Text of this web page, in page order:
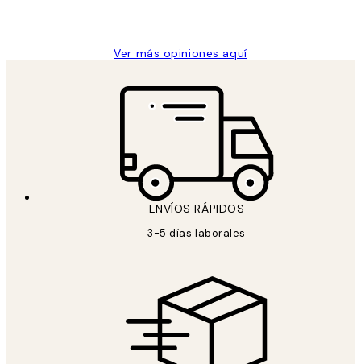
Ver más opiniones aquí
ENVÍOS RÁPIDOS
3-5 días laborales